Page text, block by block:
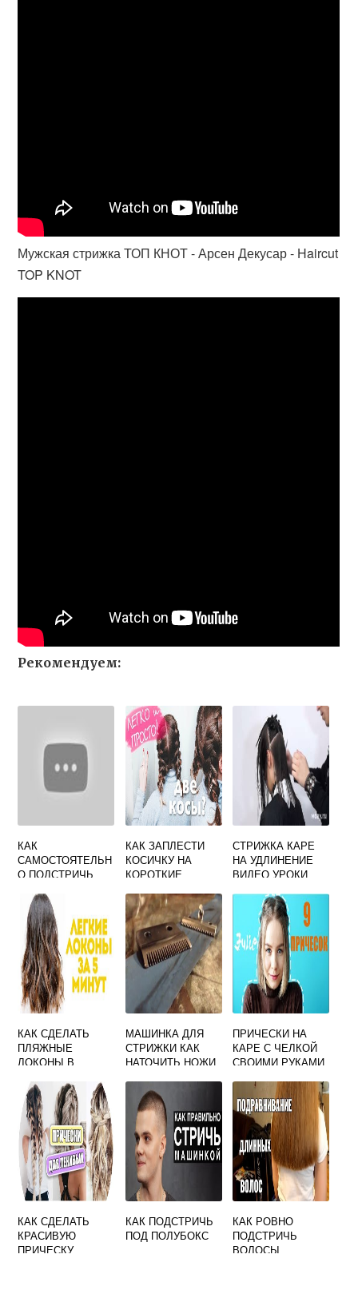
Мужская стрижка ТОП КНОТ - Арсен Декусар - Haircut
TOP KNOT
Рекомендуем:
КАК
САМОСТОЯТЕЛЬН
О ПОДСТРИЧЬ
КАК ЗАПЛЕСТИ
КОСИЧКУ НА
КОРОТКИЕ
СТРИЖКА КАРЕ
НА УДЛИНЕНИЕ
ВИДЕО УРОКИ
НАЧИНАЮЩИХ
КАК СДЕЛАТЬ
ПЛЯЖНЫЕ
ЛОКОНЫ В
УСЛОВИЯХ НА
СРЕДНИЕ
ВОЛОСЫ
МАШИНКА ДЛЯ
СТРИЖКИ КАК
НАТОЧИТЬ НОЖИ
УСЛОВИЯХ
ПРИЧЕСКИ НА
КАРЕ С ЧЕЛКОЙ
СВОИМИ РУКАМИ
КАК СДЕЛАТЬ
КРАСИВУЮ
ПРИЧЕСКУ
КАК ПОДСТРИЧЬ
ПОД ПОЛУБОКС
КАК РОВНО
ПОДСТРИЧЬ
ВОЛОСЫ